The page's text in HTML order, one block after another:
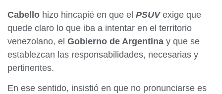
Cabello hizo hincapié en que el PSUV exige que
quede claro lo que iba a intentar en el territorio
venezolano, el Gobierno de Argentina y que se
establezcan las responsabilidades, necesarias y
pertinentes.
En ese sentido, insistió en que no pronunciarse es